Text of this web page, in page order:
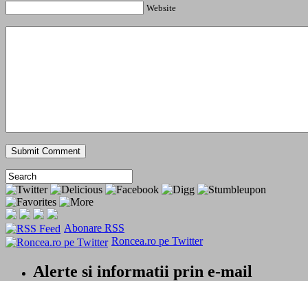
Website
Abonare RSS
Roncea.ro pe Twitter
Alerte si informatii prin e-mail